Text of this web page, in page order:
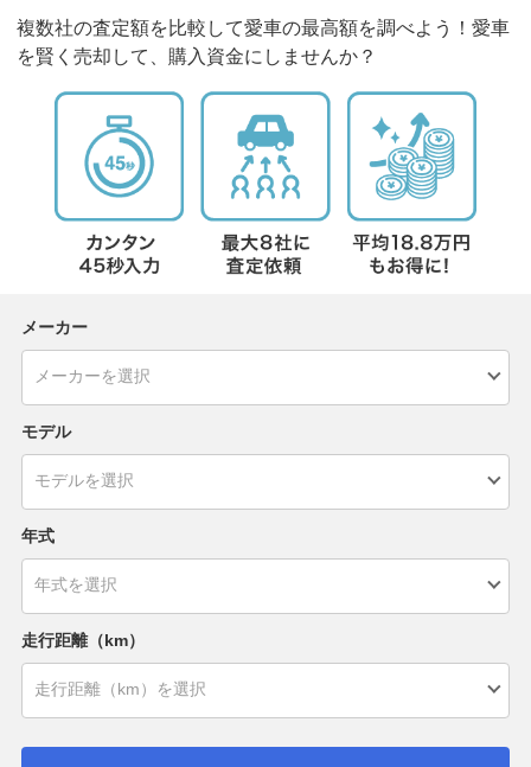
複数社の査定額を比較して愛車の最高額を調べよう！愛車
を賢く売却して、購入資金にしませんか？
メーカー
モデル
年式
走行距離（km）